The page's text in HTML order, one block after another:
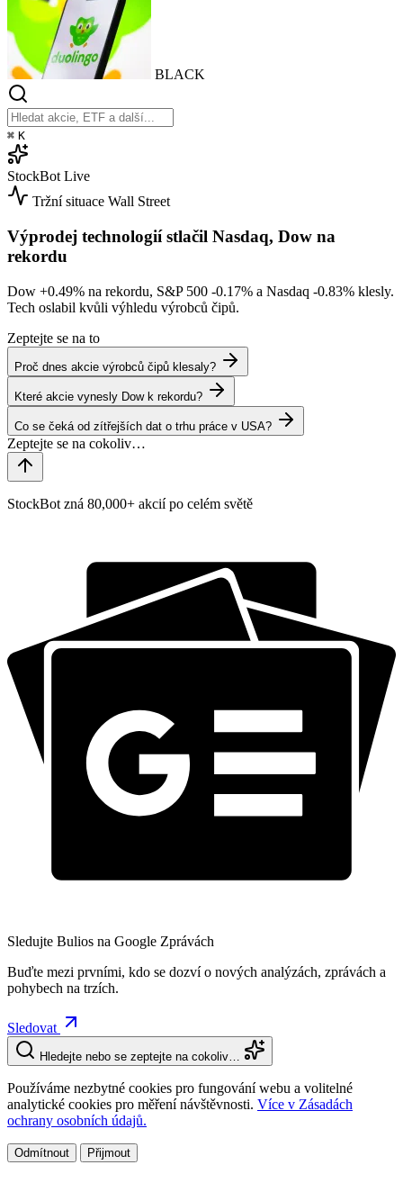
BLACK
⌘ K
StockBot Live
Tržní situace Wall Street
Výprodej technologií stlačil Nasdaq, Dow na
rekordu
Dow +0.49% na rekordu, S&P 500 -0.17% a Nasdaq -0.83% klesly.
Tech oslabil kvůli výhledu výrobců čipů.
Zeptejte se na to
Proč dnes akcie výrobců čipů klesaly?
Které akcie vynesly Dow k rekordu?
Co se čeká od zítřejších dat o trhu práce v USA?
StockBot zná 80,000+ akcií po celém světě
Sledujte Bulios na Google Zprávách
Buďte mezi prvními, kdo se dozví o nových analýzách, zprávách a
pohybech na trzích.
Sledovat
Hledejte nebo se zeptejte na cokoliv…
Používáme nezbytné cookies pro fungování webu a volitelné
analytické cookies pro měření návštěvnosti. Více v Zásadách
ochrany osobních údajů.
Odmítnout Přijmout